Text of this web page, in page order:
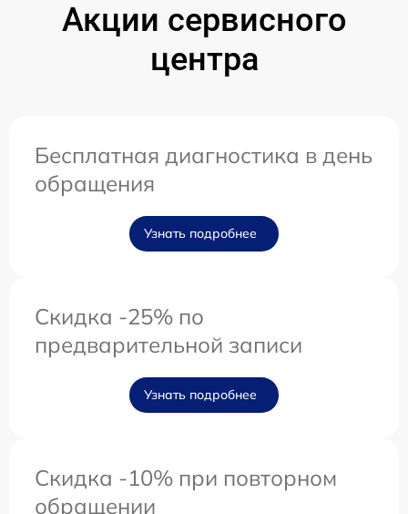
Акции сервисного
центра
Бесплатная диагностика в день
обращения
Узнать подробнее
Скидка -25% по
предварительной записи
Узнать подробнее
Скидка -10% при повторном
обращении